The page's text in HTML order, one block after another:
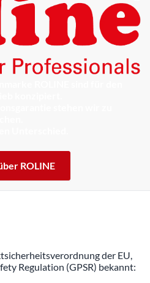
ROLINE
der EU,
Regulation (GPSR) bekannt: